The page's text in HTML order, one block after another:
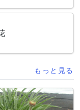
もっと見る